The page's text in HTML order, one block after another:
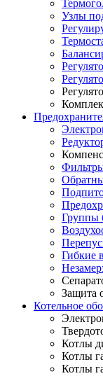
Узлы
Группы
Гибкие
Защита
Котельное
Котлы
Котлы
Котлы